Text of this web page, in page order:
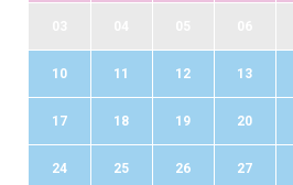
10 11 12 13
17 18 19 20
24 25 26 27